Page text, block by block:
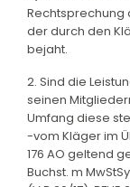
Rechtsprechung
der durch den
bejaht.
2. Sind die
seinen
Umfang diese
-vom Kläger im
176 AO geltend
Buchst. m